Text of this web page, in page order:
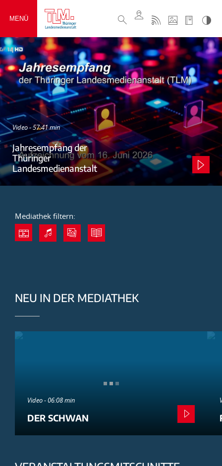
MENÜ
Video - 57:41 min
Jahresempfang der
Thüringer
Landesmedienanstalt
Mediathek filtern:
NEU IN DER MEDIATHEK
Video - 06:08 min
DER SCHWAN